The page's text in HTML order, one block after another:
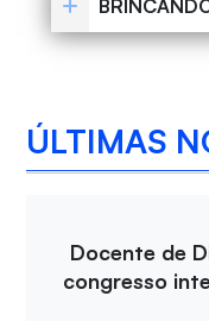
ÚLTIMAS
Docente de
congresso